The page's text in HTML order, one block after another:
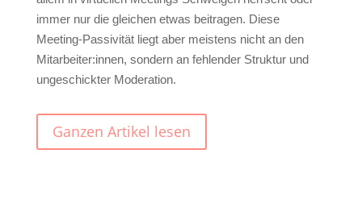
immer nur die gleichen etwas beitragen. Diese
Meeting-Passivität liegt aber meistens nicht an den
Mitarbeiter:innen, sondern an fehlender Struktur und
ungeschickter Moderation.
Ganzen Artikel lesen